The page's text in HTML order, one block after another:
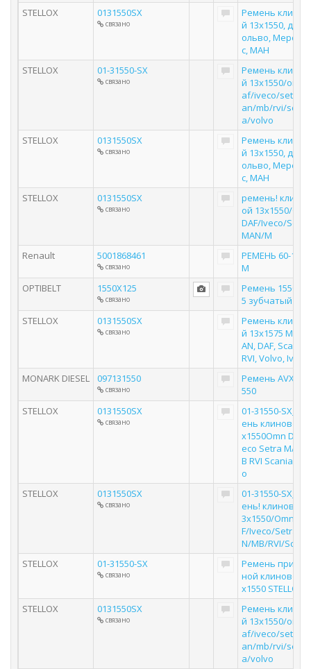
STELLOX
0131550SX
связано
Ремень
й 13x1550, для В
ольво,
с, МАН
STELLOX
01-31550-SX
связано
Ремень
й 13x1550/omn
af/iveco/setra/
an/mb/rvi/scani
a/volvo
STELLOX
0131550SX
связано
Ремень
й 13x1550, для В
ольво,
с, МАН
STELLOX
0131550SX
связано
ремень! клинов
ой 13x1550/
DAF/Iveco/
MAN/M
Renault
5001868461
связано
РЕМЕНЬ 60-180
M
OPTIBELT
1550X125
связано
Ремень
5 зубчатый
STELLOX
0131550SX
связано
Ремень
й 13х1575 MB, M
AN, DAF, Scania,
RVI, Volvo, Iveco
MONARK DIESEL
097131550
связано
Ремень
550
STELLOX
0131550SX
связано
01-31550-
ень клиновой
x1550Omn DAF
eco Setra MAN
B RVI Scania
o
STELLOX
0131550SX
связано
01-31550-
ень! клиновой
3x1550/Omn DA
F/Iveco/Setra/
N/MB/RVI/Sc
STELLOX
01-31550-SX
связано
Ремень привод
ной клиновой
х1550 STELLOX
STELLOX
0131550SX
связано
Ремень
й 13x1550/omn
af/iveco/setra/
an/mb/rvi/scani
a/volvo